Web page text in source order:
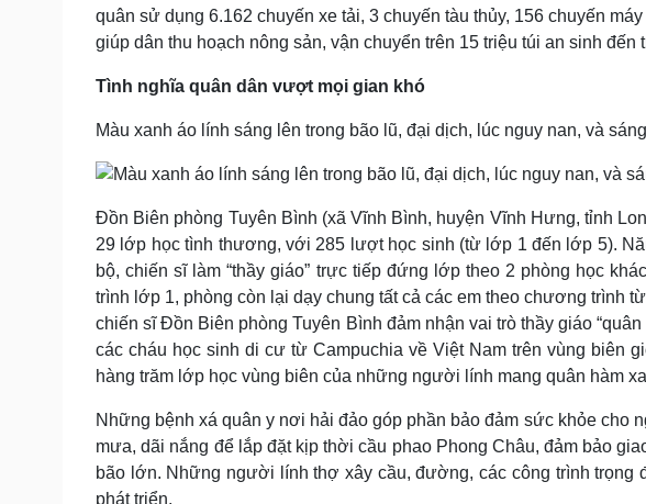
quân sử dụng 6.162 chuyến xe tải, 3 chuyến tàu thủy, 156 chuyến
giúp dân thu hoạch nông sản, vận chuyển trên 15 triệu túi an sinh
Tình nghĩa quân dân vượt mọi gian khó
Màu xanh áo lính sáng lên trong bão lũ, đại dịch, lúc nguy nan, và
Đồn Biên phòng Tuyên Bình (xã Vĩnh Bình, huyện Vĩnh Hưng, tỉnh
29 lớp học tình thương, với 285 lượt học sinh (từ lớp 1 đến lớp 5).
bộ, chiến sĩ làm “thầy giáo” trực tiếp đứng lớp theo 2 phòng học
trình lớp 1, phòng còn lại dạy chung tất cả các em theo chương trình
chiến sĩ Đồn Biên phòng Tuyên Bình đảm nhận vai trò thầy giáo
các cháu học sinh di cư từ Campuchia về Việt Nam trên vùng biên
hàng trăm lớp học vùng biên của những người lính mang quân hàm
Những bệnh xá quân y nơi hải đảo góp phần bảo đảm sức khỏe cho
mưa, dãi nắng để lắp đặt kịp thời cầu phao Phong Châu, đảm bảo
bão lớn. Những người lính thợ xây cầu, đường, các công trình
phát triển.